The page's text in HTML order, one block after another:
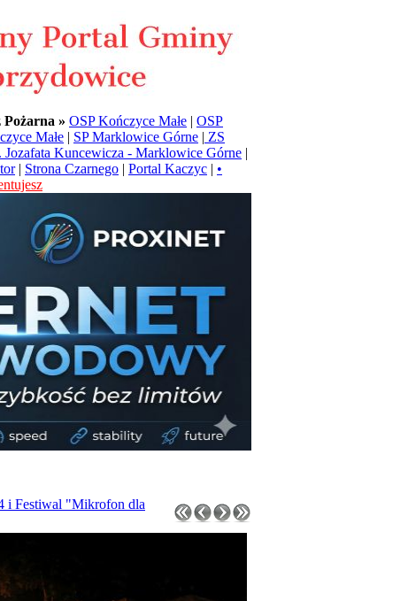
Pożarna » OSP Kończyce Małe | OSP
Małe | SP Marklowice Górne | ZS
Jozafata Kuncewicza - Marklowice Górne |
| Strona Czarnego | Portal Kaczyc | •
i Festiwal "Mikrofon dla